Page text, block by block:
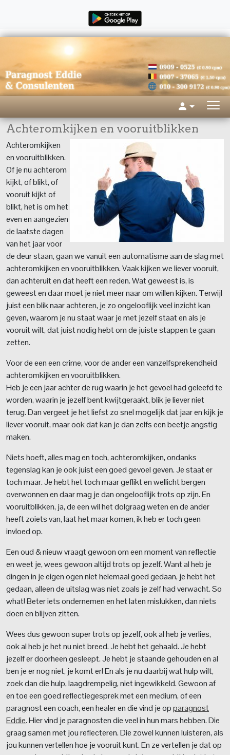
Achteromkijken en vooruitblikken
Achteromkijken
en vooruitblikken.
Of je nu achterom
kijkt, of blikt, of
vooruit kijkt of
blikt, het is om het
even en aangezien
de laatste dagen
van het jaar voor
de deur staan, gaan we vanuit een automatisme aan de slag met
achteromkijken en vooruitblikken. Vaak kijken we liever vooruit,
dan achteruit en dat heeft een reden. Wat geweest is, is
geweest en daar moet je niet meer naar om willen kijken. Terwijl
juist een blik naar achteren, je zo ongelooflijk veel inzicht kan
geven, waarom je nu staat waar je met jezelf staat en als je
vooruit wilt, dat juist nodig hebt om de juiste stappen te gaan
zetten.
Voor de een een crime, voor de ander een vanzelfsprekendheid
achteromkijken en vooruitblikken.
Heb je een jaar achter de rug waarin je het gevoel had geleefd te
worden, waarin je jezelf bent kwijtgeraakt, blik je liever niet
terug. Dan vergeet je het liefst zo snel mogelijk dat jaar en kijk je
liever vooruit, maar ook dat kan je dan zelfs een beetje angstig
maken.
Niets hoeft, alles mag en toch, achteromkijken, ondanks
tegenslag kan je ook juist een goed gevoel geven. Je staat er
toch maar. Je hebt het toch maar geflikt en wellicht bergen
overwonnen en daar mag je dan ongelooflijk trots op zijn. En
vooruitblikken, ja, de een wil het dolgraag weten en de ander
heeft zoiets van, laat het maar komen, ik heb er toch geen
invloed op.
Een oud & nieuw vraagt gewoon om een moment van reflectie
en weet je, wees gewoon altijd trots op jezelf. Want al heb je
dingen in je eigen ogen niet helemaal goed gedaan, je hebt het
gedaan, alleen de uitslag was niet zoals je zelf had verwacht. So
what! Beter iets ondernemen en het laten mislukken, dan niets
doen en blijven zitten.
Wees dus gewoon super trots op jezelf, ook al heb je verlies,
ook al heb je het nu niet breed. Je hebt het gehaald. Je hebt
jezelf er doorheen gesleept. Je hebt je staande gehouden en al
ben je er nog niet, je komt er! En als je nu daarbij wat hulp wilt,
zoek dan die hulp, laagdrempelig, niet ingewikkeld. Gewoon af
en toe een goed reflectiegesprek met een medium, of een
paragnost een coach, een healer en die vind je opparagnost
Eddie. Hier vind je paragnosten die veel in hun mars hebben. Die
graag samen met jou reflecteren. Die zowel kunnen luisteren, als
jou kunnen vertellen hoe je vooruit kunt. En ze vertellen je dat op